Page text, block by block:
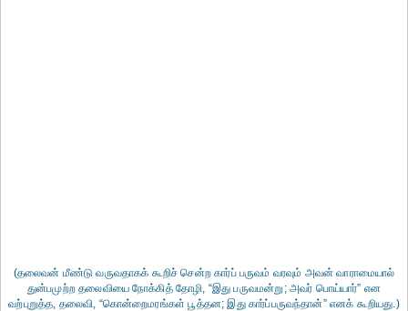
(தலைவன் மீண்டு வருவதாகக் கூறிச் சென்ற கார்ப் பருவம் வரவும் அவன் வாராமையால்
துன்பமுற்ற தலைவியை நோக்கித் தோழி, “இது பருவமன்று; அவர் பொய்யார்” என
வற்புறுத்த, தலைவி, “கொன்றைமரங்கள் பூத்தன; இது கார்ப்பருவந்தான்” எனக் கூறியது.)